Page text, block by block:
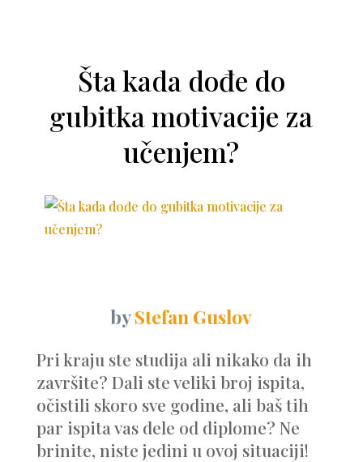
Šta kada dođe do
gubitka motivacije za
učenjem?
byStefan Guslov
Pri kraju ste studija ali nikako da ih
završite? Dali ste veliki broj ispita,
očistili skoro sve godine, ali baš tih
par ispita vas dele od diplome? Ne
brinite, niste jedini u ovoj situaciji!